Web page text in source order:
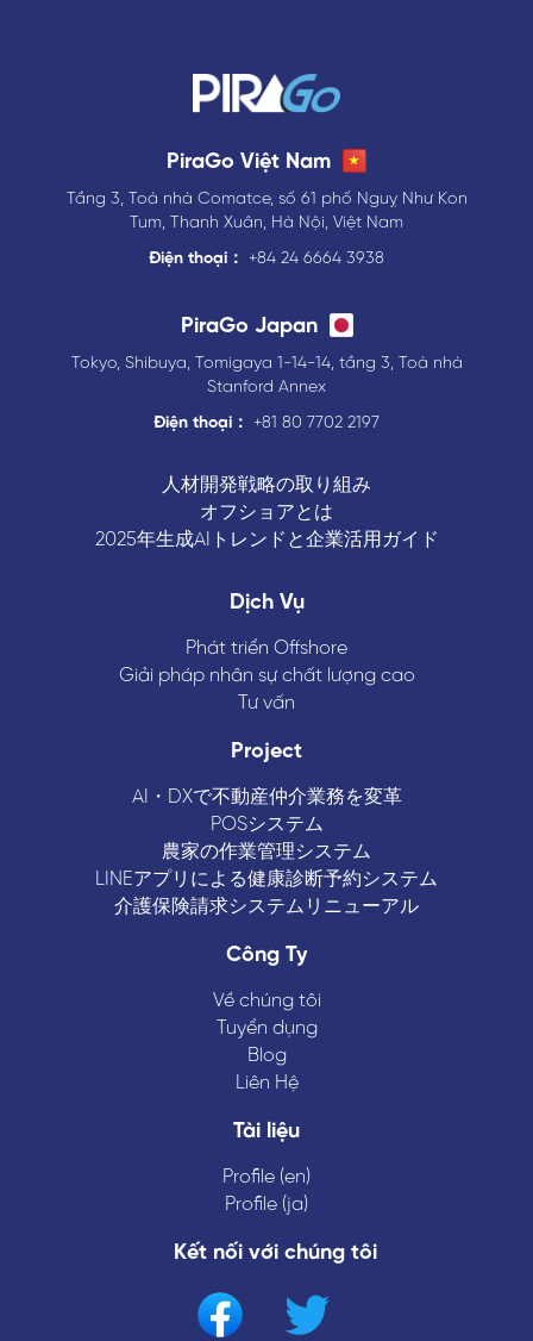
PiraGo Việt Nam
Tầng 3, Toà nhà Comatce, số 61 phố Nguỵ Như Kon
Tum, Thanh Xuân, Hà Nội, Việt Nam
Điện thoại：
+84 24 6664 3938
PiraGo Japan
Tokyo, Shibuya, Tomigaya 1-14-14, tầng 3, Toà nhà
Stanford Annex
Điện thoại：
+81 80 7702 2197
人材開発戦略の取り組み
オフショアとは
2025年生成AIトレンドと企業活用ガイド
Dịch Vụ
Phát triển Offshore
Giải pháp nhân sự chất lượng cao
Tư vấn
Project
AI・DXで不動産仲介業務を変革
POSシステム
農家の作業管理システム
LINEアプリによる健康診断予約システム
介護保険請求システムリニューアル
Công Ty
Về chúng tôi
Tuyển dụng
Blog
Liên Hệ
Tài liệu
Profile (en)
Profile (ja)
Kết nối với chúng tôi